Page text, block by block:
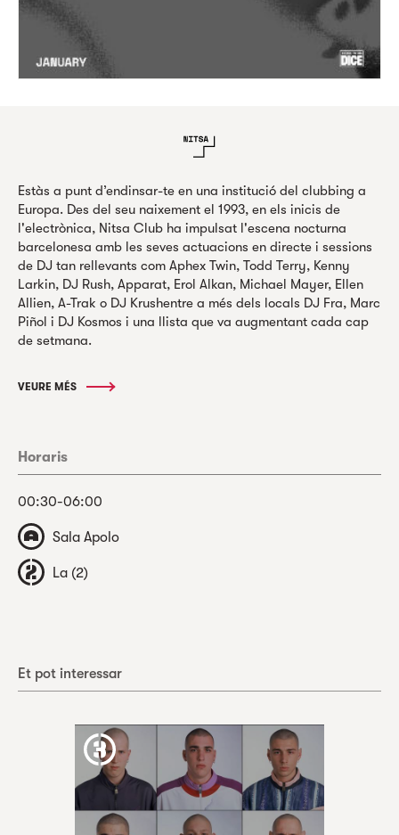
Estàs a punt d’endinsar-te en una institució del clubbing a
Europa. Des del seu naixement el 1993, en els inicis de
l'electrònica, Nitsa Club ha impulsat l'escena nocturna
barcelonesa amb les seves actuacions en directe i sessions
de DJ tan rellevants com Aphex Twin, Todd Terry, Kenny
Larkin, DJ Rush, Apparat, Erol Alkan, Michael Mayer, Ellen
Allien, A-Trak o DJ Krushentre a més dels locals DJ Fra, Marc
Piñol i DJ Kosmos i una llista que va augmentant cada cap
de setmana.
VEURE MÉS
Horaris
00:30-06:00
Sala Apolo
La (2)
Et pot interessar